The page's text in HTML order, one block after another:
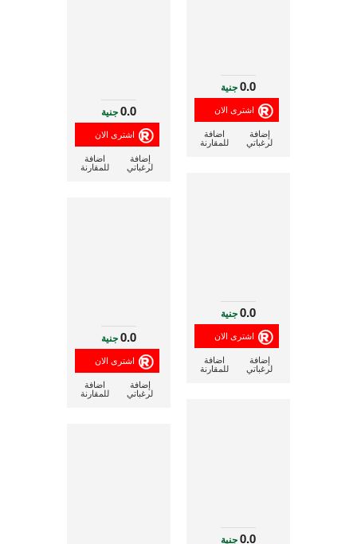
0.0جنية
إضافة
لرغباتي
اضافة
للمقارنة
0.0جنية
إضافة
لرغباتي
اضافة
للمقارنة
0.0جنية
إضافة
لرغباتي
اضافة
للمقارنة
0.0جنية
إضافة
لرغباتي
اضافة
للمقارنة
0.0جنية